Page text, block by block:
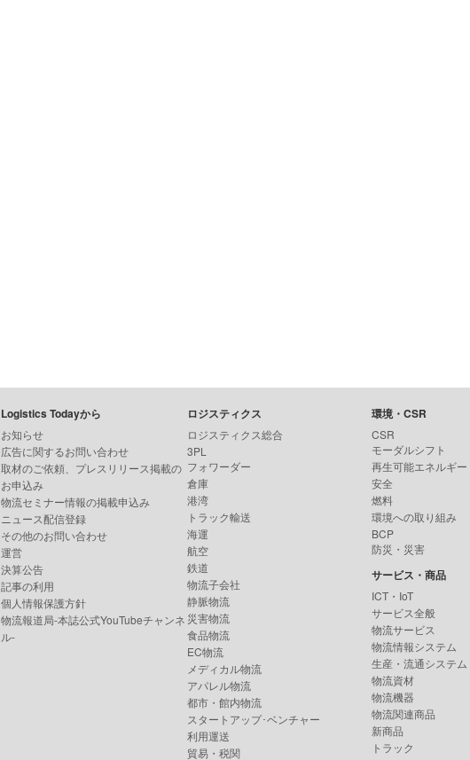
Logistics Todayから
お知らせ
広告に関するお問い合わせ
取材のご依頼、プレスリリース掲載の
お申込み
物流セミナー情報の掲載申込み
ニュース配信登録
その他のお問い合わせ
運営
決算公告
記事の利用
個人情報保護方針
物流報道局-本誌公式YouTubeチャンネ
ル-
ロジスティクス
ロジスティクス総合
3PL
フォワーダー
倉庫
港湾
トラック輸送
海運
航空
鉄道
物流子会社
静脈物流
災害物流
食品物流
EC物流
メディカル物流
アパレル物流
都市・館内物流
スタートアップ･ベンチャー
利用運送
貿易・税関
環境・CSR
CSR
モーダルシフト
再生可能エネルギー
安全
燃料
環境への取り組み
BCP
防災・災害
サービス・商品
ICT・IoT
サービス全般
物流サービス
物流情報システム
生産・流通システム
物流資材
物流機器
物流関連商品
新商品
トラック